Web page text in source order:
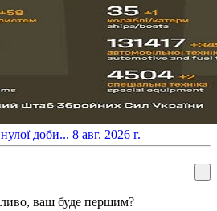
доби... 8 авг. 2026 г.
ваш буде першим?